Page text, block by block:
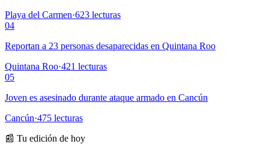
Playa del Carmen·623 lecturas
04
Reportan a 23 personas desaparecidas en Quintana Roo
Quintana Roo·421 lecturas
05
Joven es asesinado durante ataque armado en Cancún
Cancún·475 lecturas
📰 Tu edición de hoy